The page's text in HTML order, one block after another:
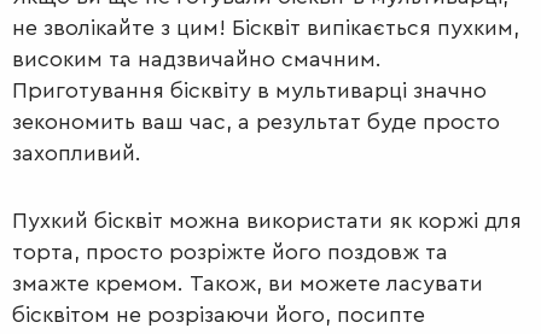
не зволікайте з цим! Бісквіт випікається пухким,
високим та надзвичайно смачним.
Приготування бісквіту в мультиварці значно
зекономить ваш час, а результат буде просто
захопливий.
Пухкий бісквіт можна використати як коржі для
торта, просто розріжте його поздовж та
змажте кремом. Також, ви можете ласувати
бісквітом не розрізаючи його, посипте